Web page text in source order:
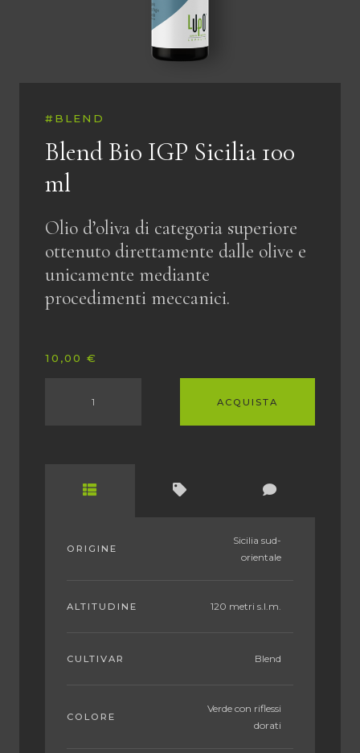
#BLEND
Blend Bio IGP Sicilia 100
ml
Olio d’oliva di categoria superiore
ottenuto direttamente dalle olive e
unicamente mediante
procedimenti meccanici.
10,00 €
ACQUISTA
ORIGINE
Sicilia sud-
orientale
ALTITUDINE 120 metri s.l.m.
CULTIVAR Blend
COLORE
Verde con riflessi
dorati